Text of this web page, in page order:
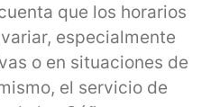
que los horarios
especialmente
o en situaciones de
el servicio de